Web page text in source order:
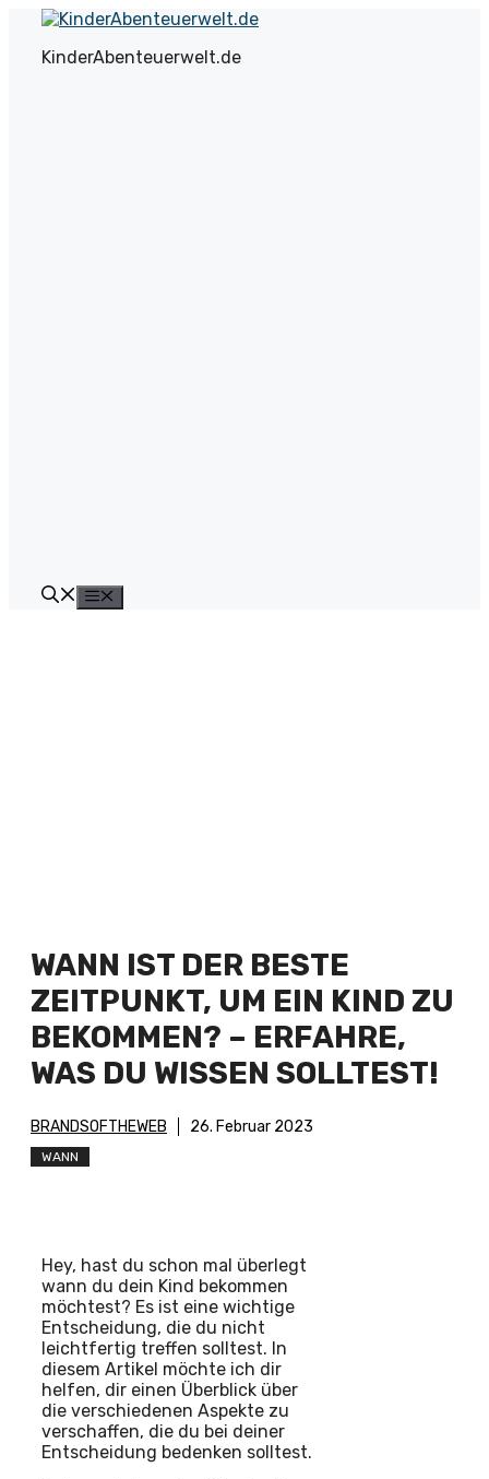
Zum
springen
KinderAbenteuerwelt.de
WANN IST DER BESTE
ZEITPUNKT, UM EIN KIND ZU
BEKOMMEN? – ERFAHRE,
WAS DU WISSEN SOLLTEST!
BRANDSOFTHEWEB 26. Februar 2023
WANN
Hey, hast du schon mal überlegt
wann du dein Kind bekommen
möchtest? Es ist eine wichtige
Entscheidung, die du nicht
leichtfertig treffen solltest. In
diesem Artikel möchte ich dir
helfen, dir einen Überblick über
die verschiedenen Aspekte zu
verschaffen, die du bei deiner
Entscheidung bedenken solltest.